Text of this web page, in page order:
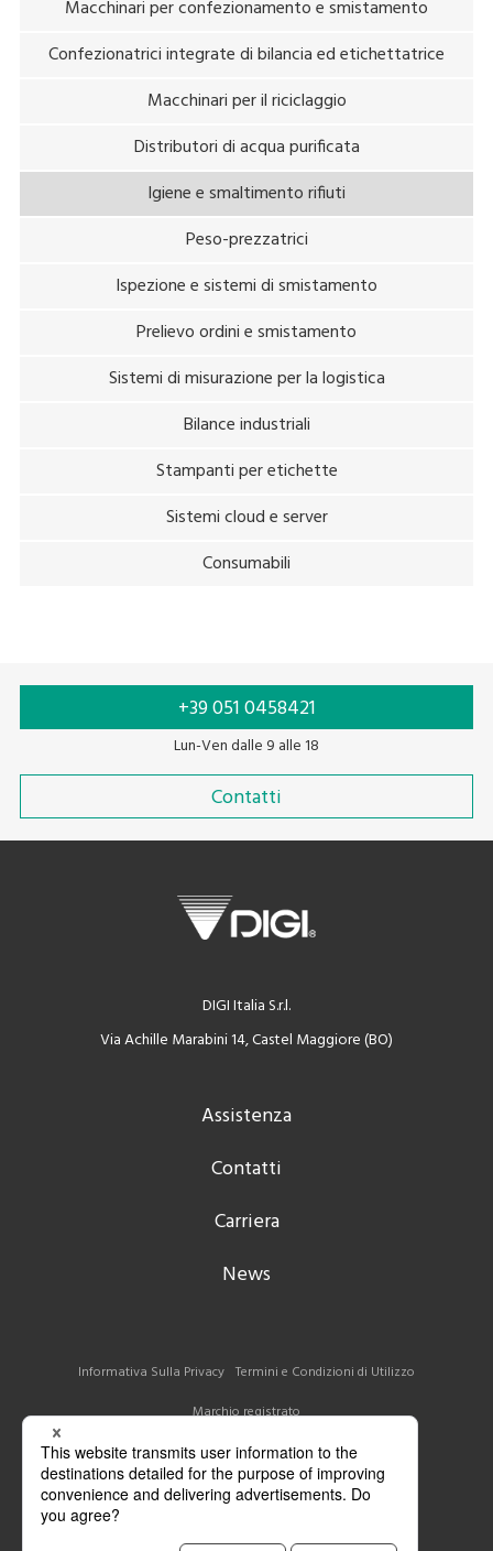
Macchinari per confezionamento e smistamento
Confezionatrici integrate di bilancia ed etichettatrice
Macchinari per il riciclaggio
Distributori di acqua purificata
Igiene e smaltimento rifiuti
Peso-prezzatrici
Ispezione e sistemi di smistamento
Prelievo ordini e smistamento
Sistemi di misurazione per la logistica
Bilance industriali
Stampanti per etichette
Sistemi cloud e server
Consumabili
+39 051 0458421
Lun-Ven dalle 9 alle 18
Contatti
DIGI Italia S.r.l.
Via Achille Marabini 14, Castel Maggiore (BO)
Assistenza
Contatti
Carriera
News
Informativa Sulla Privacy Termini e Condizioni di Utilizzo
Marchio registrato